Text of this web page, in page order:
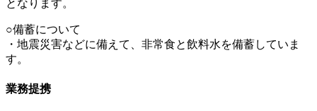
となります。
○備蓄について
・地震災害などに備えて、非常食と飲料水を備蓄していま
す。
業務提携